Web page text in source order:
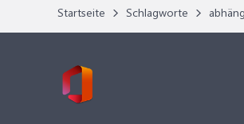
Startseite Schlagworte